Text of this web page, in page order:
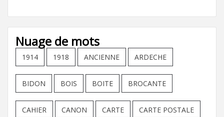
Nuage de mots
1914 1918 ANCIENNE ARDECHE
BIDON BOIS BOITE BROCANTE
CAHIER CANON CARTE CARTE POSTALE